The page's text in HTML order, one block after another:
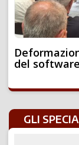
del
GLI